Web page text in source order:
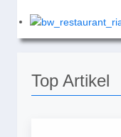
Top Artikel